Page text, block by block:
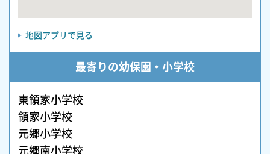
地図アプリで見る
最寄りの幼保園・小学校
東領家小学校
領家小学校
元郷小学校
元郷南小学校